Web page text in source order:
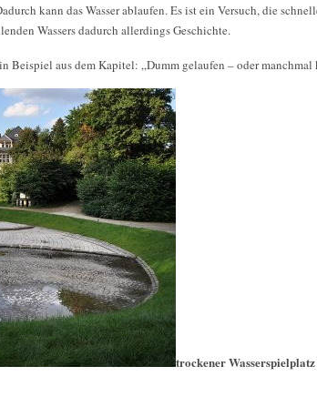
kann das Wasser ablaufen. Es ist ein Versuch, die
Wassers dadurch allerdings Geschichte.
aus dem Kapitel: „Dumm gelaufen – oder manchmal
trockener